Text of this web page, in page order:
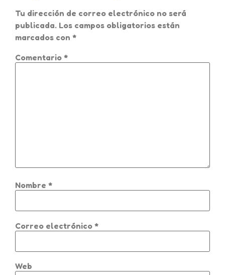
Tu dirección de correo electrónico no será
publicada. Los campos obligatorios están
marcados con *
Comentario *
Nombre *
Correo electrónico *
Web